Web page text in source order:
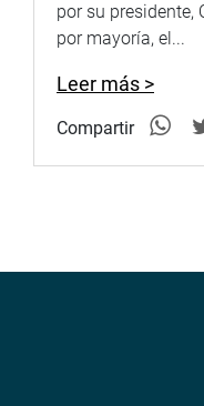
PRENSA-CONGRESO
por su presidente,
por mayoría, el...
Leer más >
Compartir